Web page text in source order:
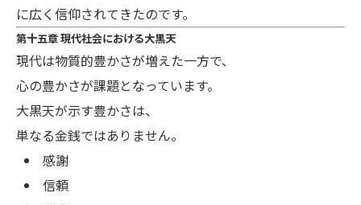
に広く信仰されてきたのです。
第十五章 現代社会における大黒天
現代は物質的豊かさが増えた一方で、
心の豊かさが課題となっています。
大黒天が示す豊かさは、
単なる金銭ではありません。
感謝
信頼